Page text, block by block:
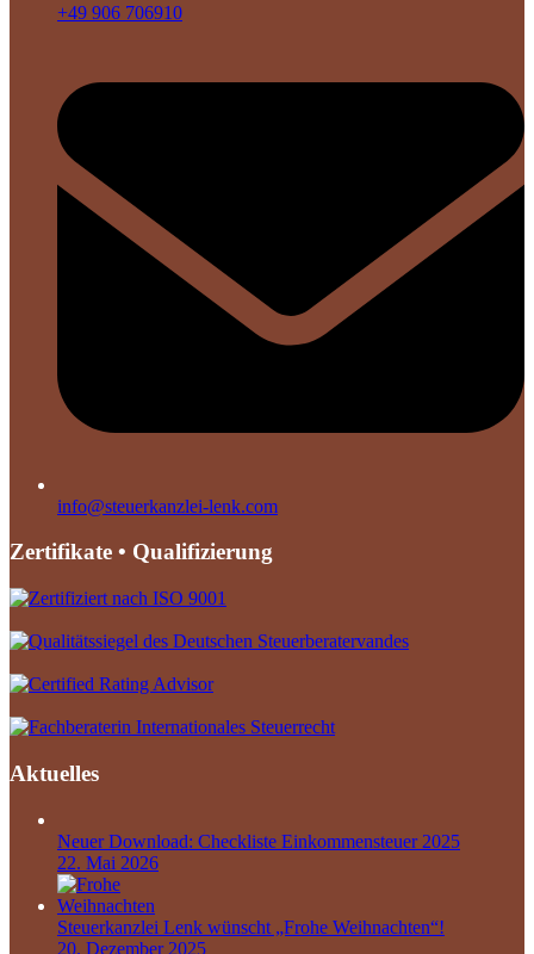
+49 906 706910
info@steuerkanzlei-lenk.com
Zertifikate • Qualifizierung
Aktuelles
Neuer Download: Checkliste Einkommensteuer 2025
22. Mai 2026
Steuerkanzlei Lenk wünscht „Frohe Weihnachten“!
20. Dezember 2025